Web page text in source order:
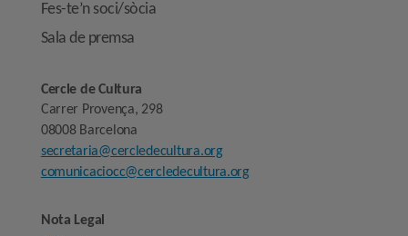
Fes-te’n soci/sòcia
Sala de premsa
Cercle de Cultura
Carrer Provença, 298
08008 Barcelona
secretaria@cercledecultura.org
comunicaciocc@cercledecultura.org
Nota Legal